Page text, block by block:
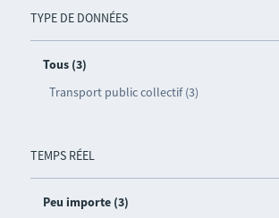
TYPE DE DONNÉES
Tous (3)
Transport public collectif (3)
TEMPS RÉEL
Peu importe (3)